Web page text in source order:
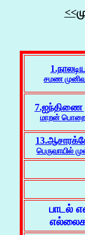
சமண
7.ஐந்திணை
மாறன்
பெருவாயில்
பாடல்